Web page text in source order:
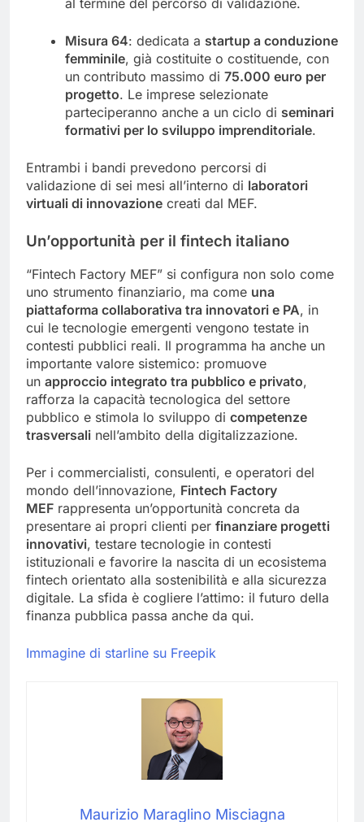
Misura 64: dedicata a startup a conduzione
femminile, già costituite o costituende, con
un contributo massimo di 75.000 euro per
progetto. Le imprese selezionate
parteciperanno anche a un ciclo di seminari
formativi per lo sviluppo imprenditoriale.
Entrambi i bandi prevedono percorsi di
validazione di sei mesi all’interno di laboratori
virtuali di innovazione creati dal MEF.
Un’opportunità per il fintech italiano
“Fintech Factory MEF” si configura non solo come
uno strumento finanziario, ma come una
piattaforma collaborativa tra innovatori e PA, in
cui le tecnologie emergenti vengono testate in
contesti pubblici reali. Il programma ha anche un
importante valore sistemico: promuove
un approccio integrato tra pubblico e privato,
rafforza la capacità tecnologica del settore
pubblico e stimola lo sviluppo di competenze
trasversali nell’ambito della digitalizzazione.
Per i commercialisti, consulenti, e operatori del
mondo dell’innovazione, Fintech Factory
MEF rappresenta un’opportunità concreta da
presentare ai propri clienti per finanziare progetti
innovativi, testare tecnologie in contesti
istituzionali e favorire la nascita di un ecosistema
fintech orientato alla sostenibilità e alla sicurezza
digitale. La sfida è cogliere l’attimo: il futuro della
finanza pubblica passa anche da qui.
Immagine di starline su Freepik
Maurizio Maraglino Misciagna